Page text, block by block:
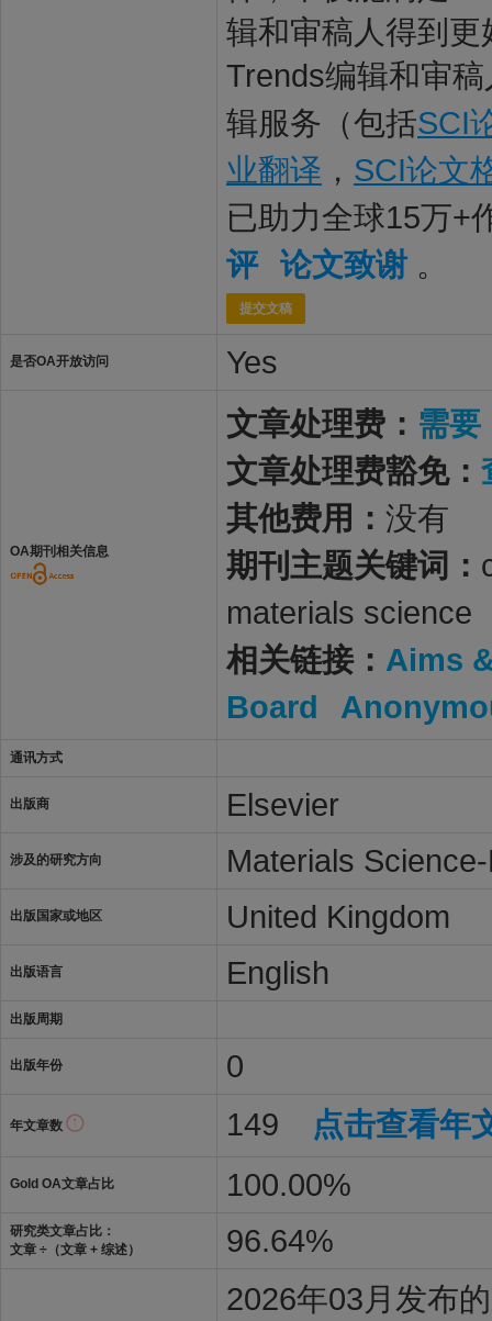
辑和审稿人得到
Trends编辑和审
辑服务（包括SCI
业翻译 ， SCI论文
已助力全球15万+
评
论文致谢 。
提交文稿
是否OA开放访问 Yes
OA期刊相关信息
文章处理费： 需要
文章处理费豁免：
其他费用： 没有
期刊主题关键词：
materials science
相关链接： Aims
Board
通讯方式
出版商 Elsevier
涉及的研究方向 Materials
出版国家或地区 United Kingdom
出版语言 English
出版周期
出版年份 0
年文章数 149 点击查看年
Gold OA文章占比 100.00%
研究类文章占比：
文章 ÷（文章 + 综述）
96.64%
2026年03月发布